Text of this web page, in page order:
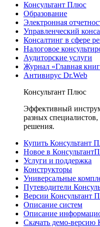
Консультант Плюс
Образование
Электронная
Управленческий
Консалтинг в сфере
Налоговое
Аудиторские услуги
Журнал «Главная
Антивирус Dr.Web
Консультант Плюс
Эффективный
разных
решения.
Купить Консультант
Новое в
Услуги и поддержка
Конструкторы
Универсальные
Путеводители
Версии Консультант
Описание систем
Описание
Скачать демо-версию